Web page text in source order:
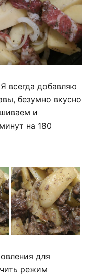
всегда добавляю
безумно вкусно
и
на 180
для
режим